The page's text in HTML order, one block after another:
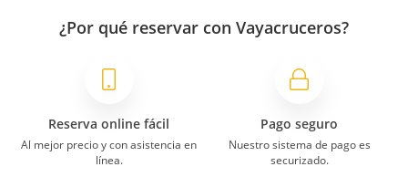
¿Por qué reservar con Vayacruceros?
Reserva online fácil
Al mejor precio y con asistencia en
línea.
Pago seguro
Nuestro sistema de pago es
securizado.